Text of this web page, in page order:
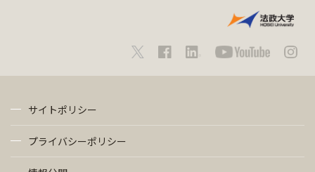
サイトポリシー
プライバシーポリシー